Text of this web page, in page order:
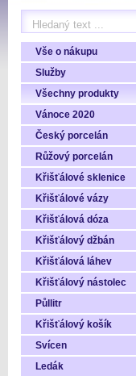
Vše o nákupu
Služby
Všechny produkty
Vánoce 2020
Český porcelán
Růžový porcelán
Křišťálové sklenice
Křišťálové vázy
Křišťálová dóza
Křišťálový džbán
Křišťálová láhev
Křišťálový nástolec
Půllitr
Křišťálový košík
Svícen
Ledák